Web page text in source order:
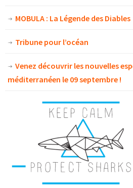
MOBULA : La Légende des Diables
Tribune pour l’océan
Venez découvrir les nouvelles
méditerranéen le 09 septembre !